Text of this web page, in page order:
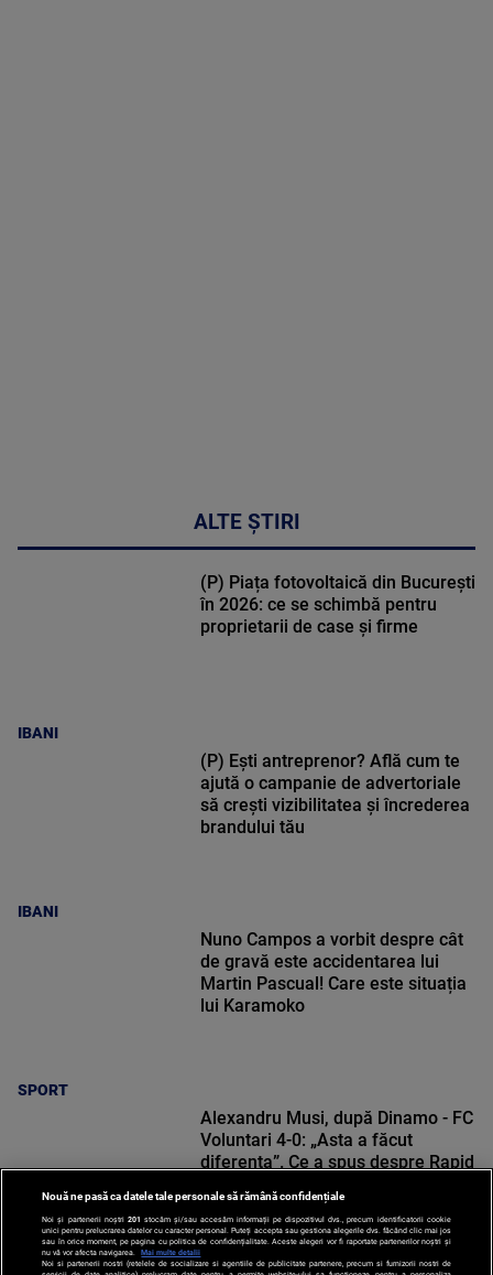
ALTE ȘTIRI
IBANI
(P) Piața fotovoltaică din București
în 2026: ce se schimbă pentru
proprietarii de case și firme
IBANI
(P) Ești antreprenor? Află cum te
ajută o campanie de advertoriale
să crești vizibilitatea și încrederea
brandului tău
SPORT
Nuno Campos a vorbit despre cât
de gravă este accidentarea lui
Martin Pascual! Care este situația
lui Karamoko
SPORT
Alexandru Musi, după Dinamo - FC
Voluntari 4-0: „Asta a făcut
diferența”. Ce a spus despre Rapid
Nouă ne pasă ca datele tale personale să rămână confidențiale
Noi și partenerii noștri 201 stocăm și/sau accesăm informații pe dispozitivul dvs., precum identificatorii cookie
unici pentru prelucrarea datelor cu caracter personal. Puteți accepta sau gestiona alegerile dvs. făcând clic mai jos
sau în orice moment, pe pagina cu politica de confidențialitate. Aceste alegeri vor fi raportate partenerilor noștri și
nu vă vor afecta navigarea.
Mai multe detalii
Noi si partenerii nostri (retelele de socializare si agentiile de publicitate partenere, precum si furnizorii nostri de